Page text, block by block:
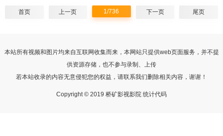
首页 上一页 1/736 下一页 尾页
本站所有视频和图片均来自互联网收集而来，本网站只提供web页面服务，并不提
供资源存储，也不参与录制、上传
若本站收录的内容无意侵犯您的权益，请联系我们删除相关内容，谢谢！
Copyright © 2019 桥矿影视影院 统计代码